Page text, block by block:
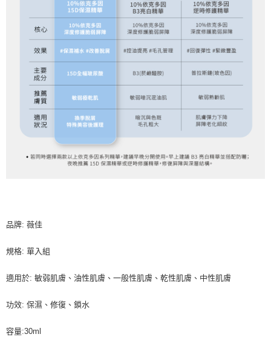
品牌: 薇佳
規格: 單入組
適用於: 敏弱肌膚、油性肌膚、一般性肌膚、乾性肌膚、中性肌膚
功效: 保濕、修復、鎖水
容量:30ml